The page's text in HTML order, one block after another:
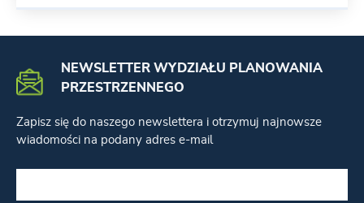
NEWSLETTER WYDZIAŁU PLANOWANIA
PRZESTRZENNEGO
Zapisz się do naszego newslettera i otrzymuj najnowsze
wiadomości na podany adres e-mail